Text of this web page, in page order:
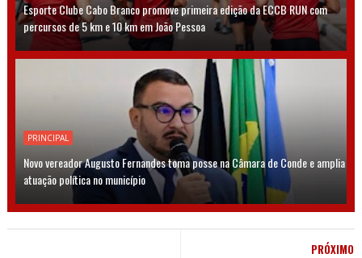
Esporte Clube Cabo Branco promove primeira edição da ECCB RUN com
percursos de 5 km e 10 km em João Pessoa
PRINCIPAL
Novo vereador Augusto Fernandes toma posse na Câmara de Conde e amplia
atuação política no município
PRÓXIMO